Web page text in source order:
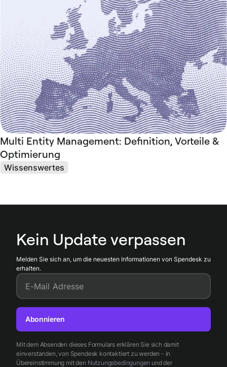
Multi Entity Management: Definition, Vorteile &
Optimierung
Wissenswertes
Kein Update verpassen
Melden Sie sich an, um die neuesten Informationen von Spendesk zu
erhalten.
E-Mail Adresse
Mit dem Absenden dieses Formulars erklären Sie sich damit
einverstanden, von Spendesk kontaktiert zu werden - in
Übereinstimmung mit den Nutzungsbedingungen und der
Abonnieren